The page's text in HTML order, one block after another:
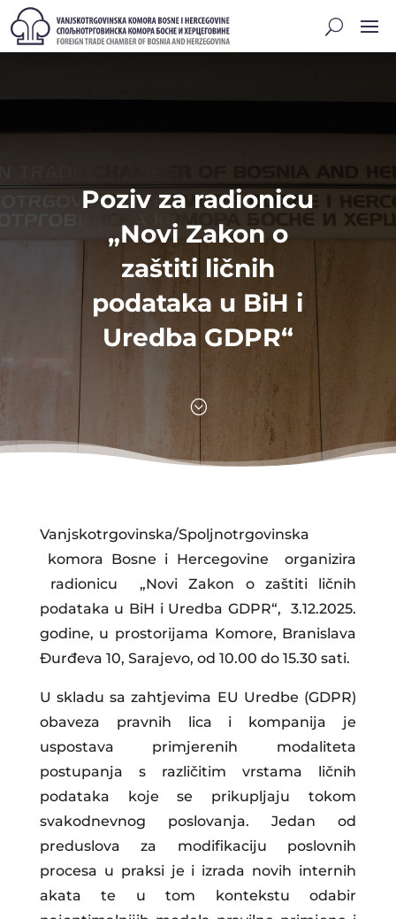
Poziv za radionicu
„Novi Zakon o
zaštiti ličnih
podataka u BiH i
Uredba GDPR“
;
Vanjskotrgovinska/Spoljnotrgovinska
komora Bosne i Hercegovine organizira
radionicu „Novi Zakon o zaštiti ličnih
podataka u BiH i Uredba GDPR“, 3.12.2025.
godine, u prostorijama Komore, Branislava
Đurđeva 10, Sarajevo, od 10.00 do 15.30 sati.
U skladu sa zahtjevima EU Uredbe (GDPR)
obaveza pravnih lica i kompanija je
uspostava primjerenih modaliteta
postupanja s različitim vrstama ličnih
podataka koje se prikupljaju tokom
svakodnevnog poslovanja. Jedan od
preduslova za modifikaciju poslovnih
procesa u praksi je i izrada novih internih
akata te u tom kontekstu odabir